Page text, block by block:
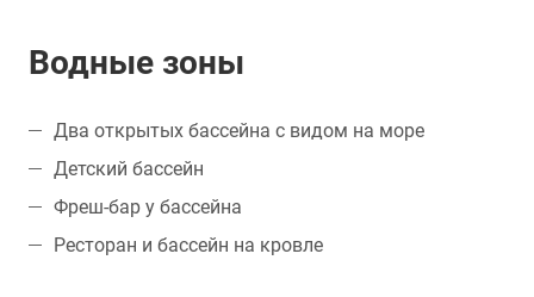
Водные зоны
Два открытых бассейна с видом на море
Детский бассейн
Фреш-бар у бассейна
Ресторан и бассейн на кровле